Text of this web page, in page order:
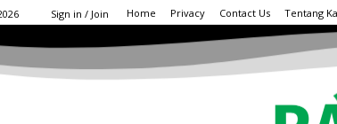
Sign in / Join Home Privacy Contact Us Tentang